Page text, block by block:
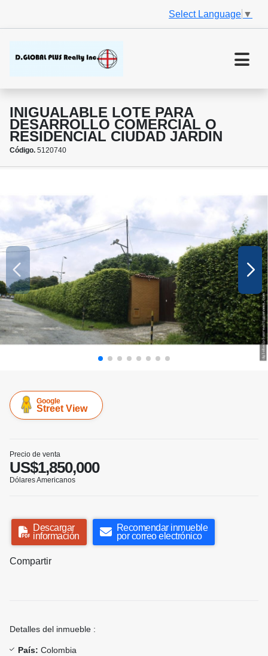
Select Language ▼
INIGUALABLE LOTE PARA
DESARROLLO COMERCIAL O
RESIDENCIAL CIUDAD JARDIN
Código. 5120740
Google
Street View
Precio de venta
US$1,850,000
Dólares Americanos
Descargar
información
Recomendar inmueble
por correo electrónico
Compartir
Detalles del inmueble :
País: Colombia